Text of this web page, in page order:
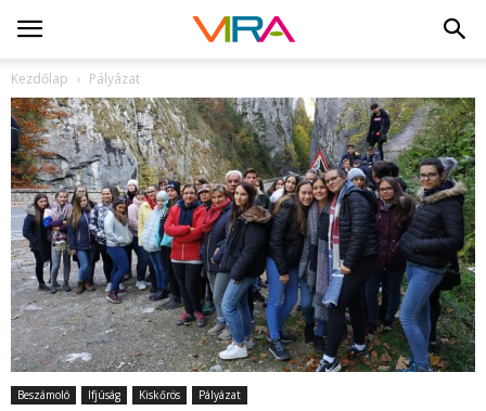
Kezdőlap Pályázat
Beszámoló Ifjúság Kiskőrös Pályázat